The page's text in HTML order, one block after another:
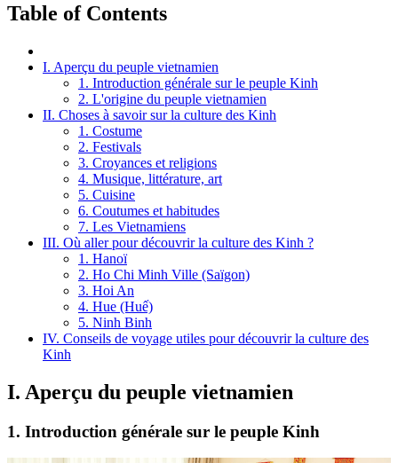
Table of Contents
I. Aperçu du peuple vietnamien
1. Introduction générale sur le peuple Kinh
2. L'origine du peuple vietnamien
II. Choses à savoir sur la culture des Kinh
1. Costume
2. Festivals
3. Croyances et religions
4. Musique, littérature, art
5. Cuisine
6. Coutumes et habitudes
7. Les Vietnamiens
III. Où aller pour découvrir la culture des Kinh ?
1. Hanoï
2. Ho Chi Minh Ville (Saïgon)
3. Hoi An
4. Hue (Huế)
5. Ninh Binh
IV. Conseils de voyage utiles pour découvrir la culture des
Kinh
I. Aperçu du peuple vietnamien
1. Introduction générale sur le peuple Kinh